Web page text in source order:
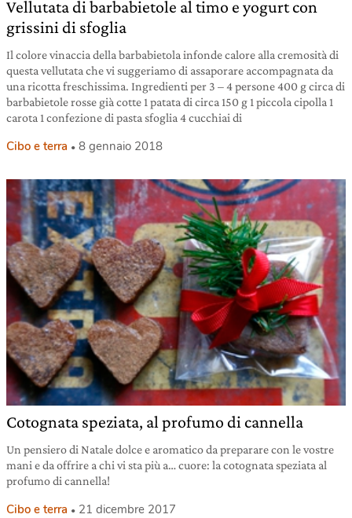
Vellutata di barbabietole al timo e yogurt con
grissini di sfoglia
Il colore vinaccia della barbabietola infonde calore alla cremosità di
questa vellutata che vi suggeriamo di assaporare accompagnata da
una ricotta freschissima. Ingredienti per 3 – 4 persone 400 g circa di
barbabietole rosse già cotte 1 patata di circa 150 g 1 piccola cipolla 1
carota 1 confezione di pasta sfoglia 4 cucchiai di
Cibo e terra 8 gennaio 2018
Cotognata speziata, al profumo di cannella
Un pensiero di Natale dolce e aromatico da preparare con le vostre
mani e da offrire a chi vi sta più a… cuore: la cotognata speziata al
profumo di cannella!
Cibo e terra 21 dicembre 2017